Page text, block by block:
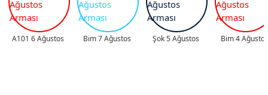
A101 6 Ağustos Bim 7 Ağustos Şok 5 Ağustos Bim 4 Ağustos